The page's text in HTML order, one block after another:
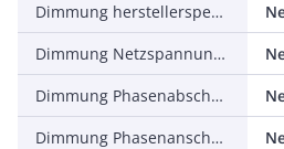
Dimmung herstellerspezifisch
Dimmung Netzspannungsmodulation
Dimmung Phasenabschnitt
Dimmung Phasenanschnitt